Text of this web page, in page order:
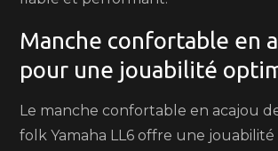
Manche confortable en
pour une jouabilité
Le manche confortable en acajou
folk Yamaha LL6 offre une